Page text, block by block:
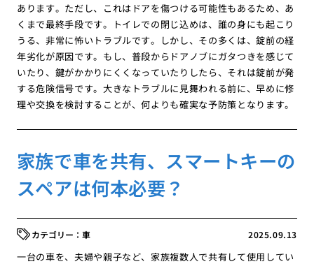
あります。ただし、これはドアを傷つける可能性もあるため、あ
くまで最終手段です。トイレでの閉じ込めは、誰の身にも起こり
うる、非常に怖いトラブルです。しかし、その多くは、錠前の経
年劣化が原因です。もし、普段からドアノブにガタつきを感じて
いたり、鍵がかかりにくくなっていたりしたら、それは錠前が発
する危険信号です。大きなトラブルに見舞われる前に、早めに修
理や交換を検討することが、何よりも確実な予防策となります。
家族で車を共有、スマートキーの
スペアは何本必要？
2025.09.13
車
一台の車を、夫婦や親子など、家族複数人で共有して使用してい